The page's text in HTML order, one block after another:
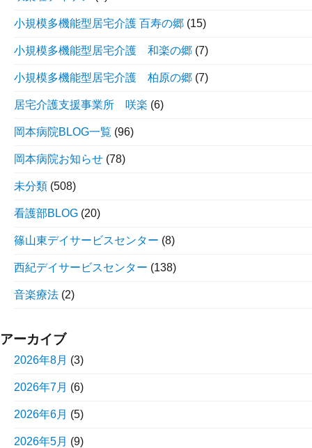
小規模多機能型居宅介護 百寿の郷 (15)
小規模多機能型居宅介護 和楽の郷 (7)
小規模多機能型居宅介護 柏原の郷 (7)
居宅介護支援事業所 咲楽 (6)
岡本病院BLOG一覧 (96)
岡本病院お知らせ (78)
未分類 (508)
看護部BLOG (20)
篠山東デイサービスセンター (8)
西紀デイサービスセンター (138)
音楽療法 (2)
アーカイブ
2026年8月 (3)
2026年7月 (6)
2026年6月 (5)
2026年5月 (9)